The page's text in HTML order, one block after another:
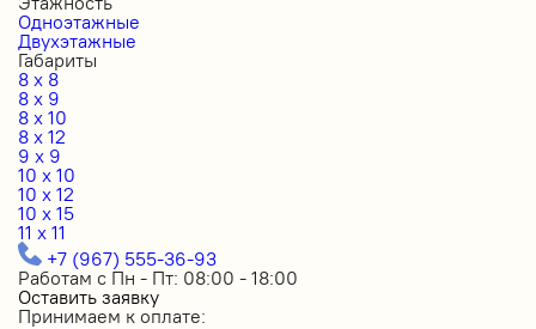
Одноэтажные
Двухэтажные
Габариты
8 x 8
8 x 9
8 x 10
8 x 12
9 x 9
10 x 10
10 x 12
10 x 15
11 x 11
+7 (967) 555-36-93
Работам с Пн - Пт: 08:00 - 18:00
Оставить заявку
Принимаем к оплате: